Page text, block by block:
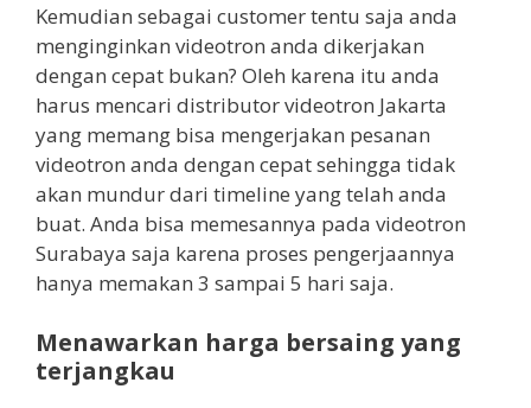
Kemudian sebagai customer tentu saja anda
menginginkan videotron anda dikerjakan
dengan cepat bukan? Oleh karena itu anda
harus mencari distributor videotron Jakarta
yang memang bisa mengerjakan pesanan
videotron anda dengan cepat sehingga tidak
akan mundur dari timeline yang telah anda
buat. Anda bisa memesannya pada videotron
Surabaya saja karena proses pengerjaannya
hanya memakan 3 sampai 5 hari saja.
Menawarkan harga bersaing yang
terjangkau